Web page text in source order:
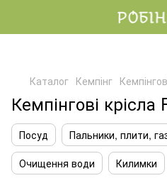
Каталог Кемпінг
Кемпінгові крісла
Посуд Пальники, плити,
Очищення води
Килимки